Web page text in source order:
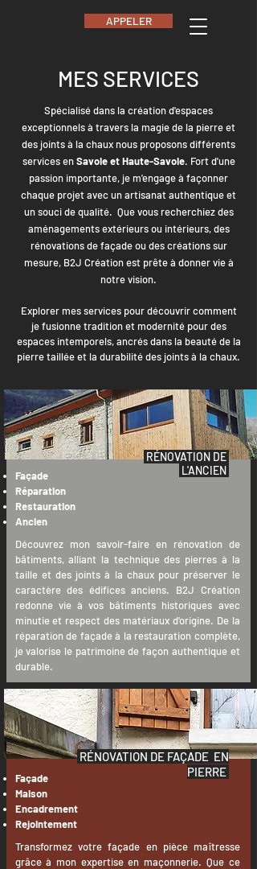
APPELER
MES SERVICES
Spécialisé dans la création d'espaces
exceptionnels à travers la magie de la pierre et
des joints à la chaux nous proposons différents
services enSavoie et Haute-Savoie. Fort d'une
passion importante, je m'engage à façonner
chaque projet avec un artisanat authentique et
un souci de qualité. Que vous recherchiez des
aménagements extérieurs ou intérieurs, des
rénovations de façade ou des créations sur
mesure, B2J Création est prête à donner vie à
notre vision.
Explorer mes services pour découvrir comment
je fusionne tradition et modernité pour des
espaces intemporels, ancrés dans la beauté de la
pierre taillée et la durabilité des joints à la chaux.
RÉNOVATION DE
L'ANCIEN
Façade
Réparation
Restauration
Ancien
Découvrez mon savoir-faire en rénovation de
bâtiments, alliant la technique des pierres à la
taille et des joints à la chaux pour préserver le
caractère des édifices anciens. B2J Création
redonne vie à vos bâtiments historiques avec
minutie et respect des matériaux d'origine. De la
réparation de façade à la restauration complète,
je valorise le patrimoine de façon authentique et
durable.
RÉNOVATION DE FAÇADE EN
PIERRE
Façade
Maison
Encadrement
Rejointement
Transformez votre façade en pièce maîtresse
grâce à mon expertise en maçonnerie. Que ce